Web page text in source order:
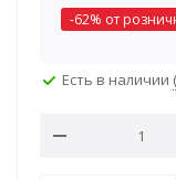
-62% от
Есть в наличии